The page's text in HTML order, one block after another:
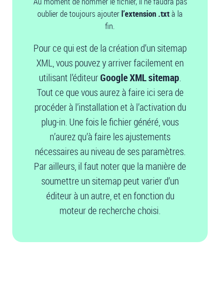
oublier de toujours ajouterl’extension .txtà la
fin.
Pour ce qui est de la création d’un sitemap
XML, vous pouvez y arriver facilement en
utilisant l’éditeurGoogle XML sitemap.
Tout ce que vous aurez à faire ici sera de
procéder à l’installation et à l’activation du
plug-in. Une fois le fichier généré, vous
n’aurez qu’à faire les ajustements
nécessaires au niveau de ses paramètres.
Par ailleurs, il faut noter que la manière de
soumettre un sitemap peut varier d’un
éditeur à un autre, et en fonction du
moteur de recherche choisi.